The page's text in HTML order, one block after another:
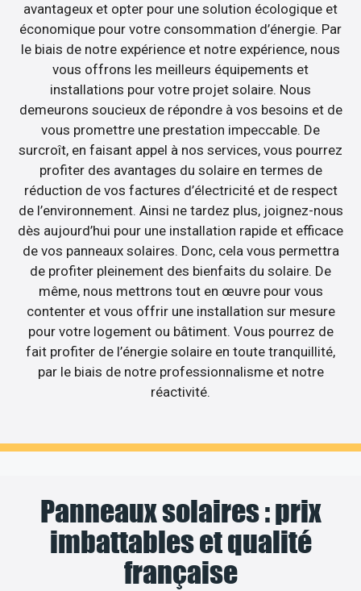
avantageux et opter pour une solution écologique et
économique pour votre consommation d’énergie. Par
le biais de notre expérience et notre expérience, nous
vous offrons les meilleurs équipements et
installations pour votre projet solaire. Nous
demeurons soucieux de répondre à vos besoins et de
vous promettre une prestation impeccable. De
surcroît, en faisant appel à nos services, vous pourrez
profiter des avantages du solaire en termes de
réduction de vos factures d’électricité et de respect
de l’environnement. Ainsi ne tardez plus, joignez-nous
dès aujourd’hui pour une installation rapide et efficace
de vos panneaux solaires. Donc, cela vous permettra
de profiter pleinement des bienfaits du solaire. De
même, nous mettrons tout en œuvre pour vous
contenter et vous offrir une installation sur mesure
pour votre logement ou bâtiment. Vous pourrez de
fait profiter de l’énergie solaire en toute tranquillité,
par le biais de notre professionnalisme et notre
réactivité.
Panneaux solaires : prix
imbattables et qualité
française